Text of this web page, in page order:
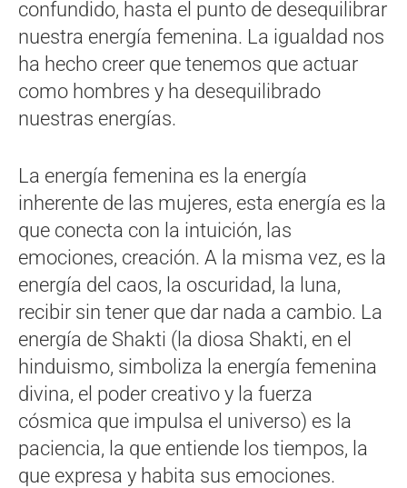
confundido, hasta el punto de desequilibrar
nuestra energía femenina. La igualdad nos
ha hecho creer que tenemos que actuar
como hombres y ha desequilibrado
nuestras energías.
La energía femenina es la energía
inherente de las mujeres, esta energía es la
que conecta con la intuición, las
emociones, creación. A la misma vez, es la
energía del caos, la oscuridad, la luna,
recibir sin tener que dar nada a cambio. La
energía de Shakti (la diosa Shakti, en el
hinduismo, simboliza la energía femenina
divina, el poder creativo y la fuerza
cósmica que impulsa el universo) es la
paciencia, la que entiende los tiempos, la
que expresa y habita sus emociones.